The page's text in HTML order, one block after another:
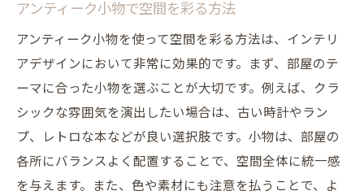
アンティーク小物で空間を彩る方法
アンティーク小物を使って空間を彩る方法は、インテリ
アデザインにおいて非常に効果的です。まず、部屋のテ
ーマに合った小物を選ぶことが大切です。例えば、クラ
シックな雰囲気を演出したい場合は、古い時計やラン
プ、レトロな本などが良い選択肢です。小物は、部屋の
各所にバランスよく配置することで、空間全体に統一感
を与えます。また、色や素材にも注意を払うことで、よ